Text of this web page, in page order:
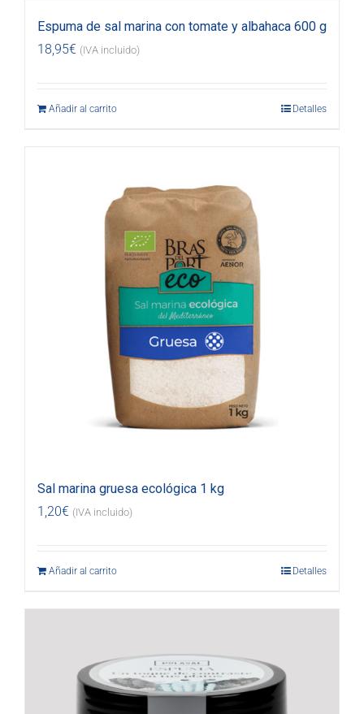
Espuma de sal marina con tomate y albahaca 600 g
18,95€ (IVA incluido)
Añadir al carrito Detalles
Sal marina gruesa ecológica 1 kg
1,20€ (IVA incluido)
Añadir al carrito Detalles